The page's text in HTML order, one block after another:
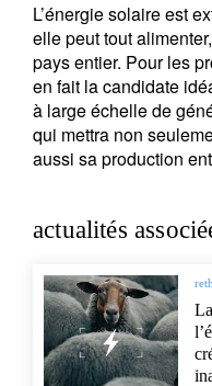
L’énergie solaire est
elle peut tout
pays entier. Pour les
en fait la candidate
à large échelle de
qui mettra non
aussi sa production
actualités